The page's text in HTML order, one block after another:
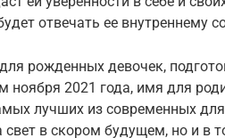
отвечать ее внутреннему
рожденных девочек,
ноября 2021 года, имя для
лучших из современных
свет в скором будущем, но и в